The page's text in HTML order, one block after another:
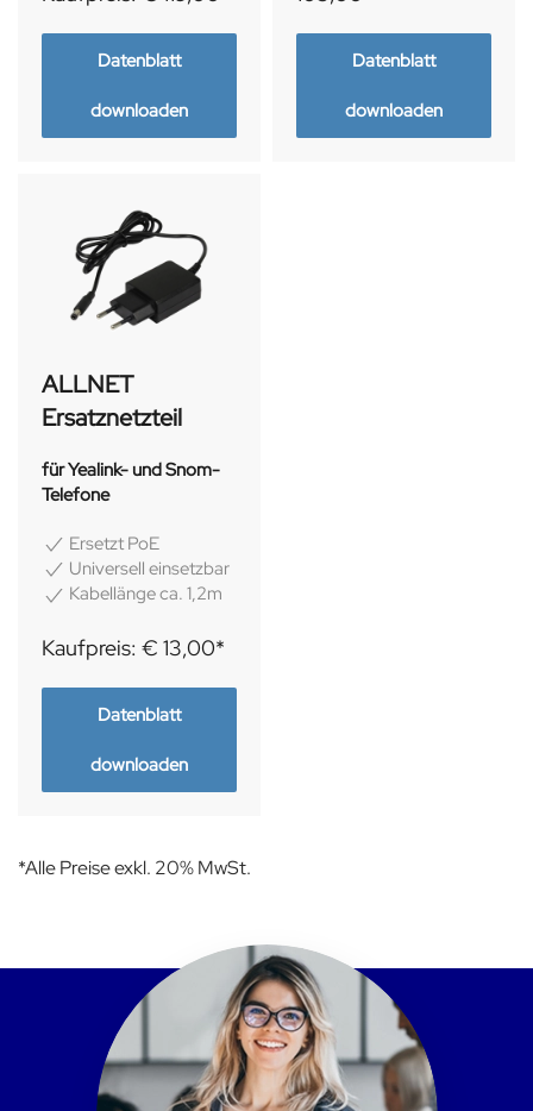
Datenblatt
downloaden
Datenblatt
downloaden
ALLNET
Ersatznetzteil
für Yealink- und Snom-
Telefone
Ersetzt PoE
Universell einsetzbar
Kabellänge ca. 1,2m
Kaufpreis: € 13,00*
Datenblatt
downloaden
*Alle Preise exkl. 20% MwSt.